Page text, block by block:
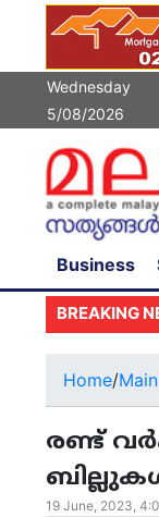
Wednesday
5/08/2026
Business
BREAKING
Home/
രണ്ട്
19 June, 2023,